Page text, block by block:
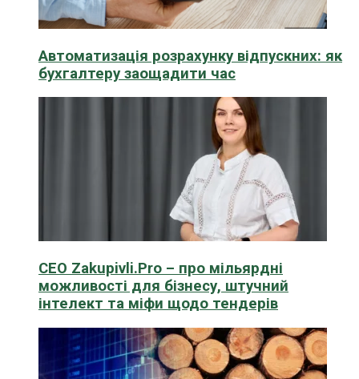
Автоматизація розрахунку відпускних: як
бухгалтеру заощадити час
CEO Zakupivli.Pro – про мільярдні
можливості для бізнесу, штучний
інтелект та міфи щодо тендерів